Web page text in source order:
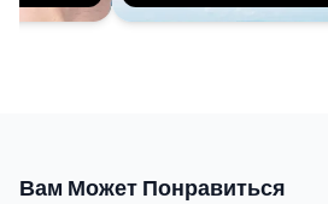
Вам Может Понравиться